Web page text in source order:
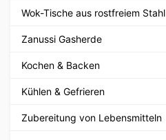
Wok-Tische aus rostfreiem Stahl
Zanussi Gasherde
Kochen & Backen
Kühlen & Gefrieren
Zubereitung von Lebensmitteln